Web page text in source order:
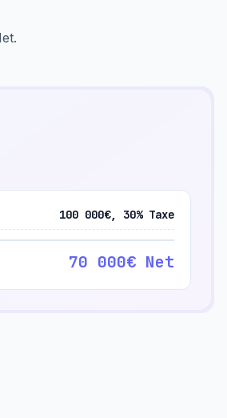
100 000€, 30% Taxe
70 000€ Net